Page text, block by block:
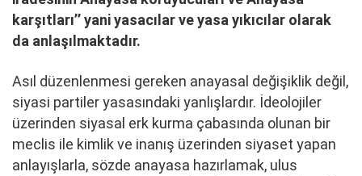
karşıtları’’ yani yasacılar ve yasa yıkıcılar olarak
da anlaşılmaktadır.
Asıl düzenlenmesi gereken anayasal değişiklik değil,
siyasi partiler yasasındaki yanlışlardır. İdeolojiler
üzerinden siyasal erk kurma çabasında olunan bir
meclis ile kimlik ve inanış üzerinden siyaset yapan
anlayışlarla, sözde anayasa hazırlamak, ulus